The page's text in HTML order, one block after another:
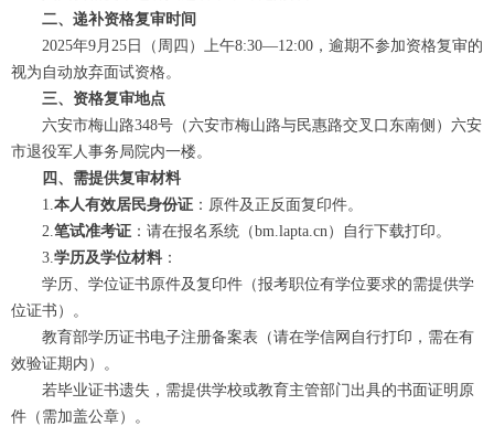
二、递补资格复审时间
2025年9月25日（周四）上午8:30—12:00，逾期不参加资格复审的
视为自动放弃面试资格。
三、资格复审地点
六安市梅山路348号（六安市梅山路与民惠路交叉口东南侧）六安
市退役军人事务局院内一楼。
四、需提供复审材料
1.本人有效居民身份证 ：原件及正反面复印件。
2.笔试准考证 ：请在报名系统（bm.lapta.cn）自行下载打印。
3.学历及学位材料 ：
学历、学位证书原件及复印件（报考职位有学位要求的需提供学
位证书）。
教育部学历证书电子注册备案表（请在学信网自行打印，需在有
效验证期内）。
若毕业证书遗失，需提供学校或教育主管部门出具的书面证明原
件（需加盖公章）。